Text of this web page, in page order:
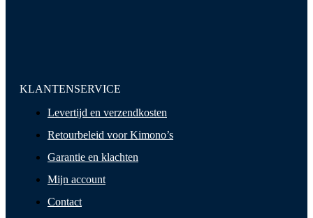
KLANTENSERVICE
Levertijd en verzendkosten
Retourbeleid voor Kimono’s
Garantie en klachten
Mijn account
Contact